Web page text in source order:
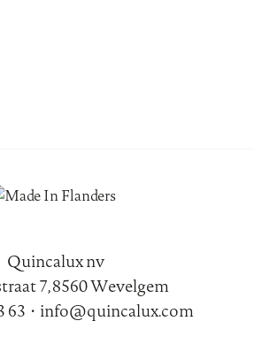
Quincalux nv
7, 8560 Wevelgem
63 • info@quincalux.com